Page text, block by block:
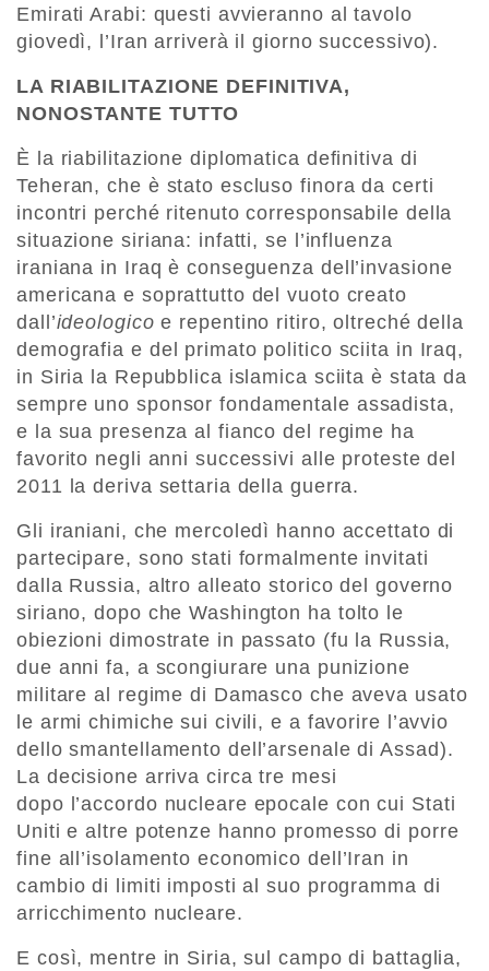
Emirati Arabi: questi avvieranno al tavolo
giovedì, l’Iran arriverà il giorno successivo).
LA RIABILITAZIONE DEFINITIVA,
NONOSTANTE TUTTO
È la riabilitazione diplomatica definitiva di
Teheran, che è stato escluso finora da certi
incontri perché ritenuto corresponsabile della
situazione siriana: infatti, se l’influenza
iraniana in Iraq è conseguenza dell’invasione
americana e soprattutto del vuoto creato
dall’ideologico e repentino ritiro, oltreché della
demografia e del primato politico sciita in Iraq,
in Siria la Repubblica islamica sciita è stata da
sempre uno sponsor fondamentale assadista,
e la sua presenza al fianco del regime ha
favorito negli anni successivi alle proteste del
2011 la deriva settaria della guerra.
Gli iraniani, che mercoledì hanno accettato di
partecipare, sono stati formalmente invitati
dalla Russia, altro alleato storico del governo
siriano, dopo che Washington ha tolto le
obiezioni dimostrate in passato (fu la Russia,
due anni fa, a scongiurare una punizione
militare al regime di Damasco che aveva usato
le armi chimiche sui civili, e a favorire l’avvio
dello smantellamento dell’arsenale di Assad).
La decisione arriva circa tre mesi
dopo l’accordo nucleare epocale con cui Stati
Uniti e altre potenze hanno promesso di porre
fine all’isolamento economico dell’Iran in
cambio di limiti imposti al suo programma di
arricchimento nucleare.
E così, mentre in Siria, sul campo di battaglia,